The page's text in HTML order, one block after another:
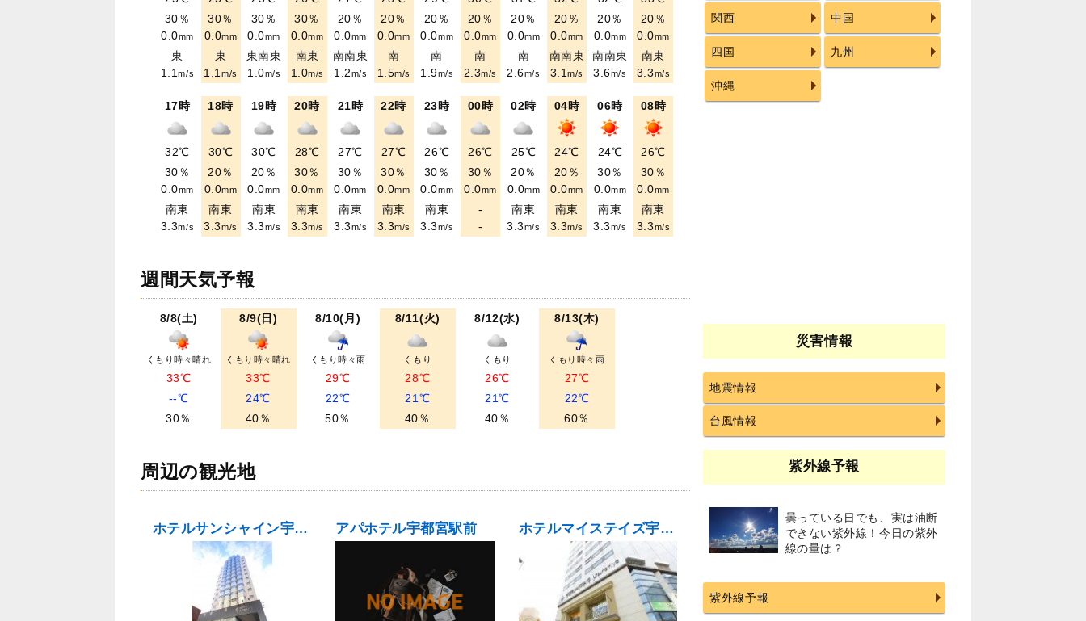
30％
0.0mm
東
1.1m/s
30％
0.0mm
東
1.1m/s
30％
0.0mm
東南東
1.0m/s
30％
0.0mm
南東
1.0m/s
20％
0.0mm
南南東
1.2m/s
20％
0.0mm
南
1.5m/s
20％
0.0mm
南
1.9m/s
20％
0.0mm
南
2.3m/s
20％
0.0mm
南
2.6m/s
20％
0.0mm
南南東
3.1m/s
20％
0.0mm
南南東
3.6m/s
20％
0.0mm
南東
3.3m/s
17時
32℃
30％
0.0mm
南東
3.3m/s
18時
30℃
20％
0.0mm
南東
3.3m/s
19時
30℃
20％
0.0mm
南東
3.3m/s
20時
28℃
30％
0.0mm
南東
3.3m/s
21時
27℃
30％
0.0mm
南東
3.3m/s
22時
27℃
30％
0.0mm
南東
3.3m/s
23時
26℃
30％
0.0mm
南東
3.3m/s
00時
26℃
30％
0.0mm
-
-
02時
25℃
20％
0.0mm
南東
3.3m/s
04時
24℃
20％
0.0mm
南東
3.3m/s
06時
24℃
30％
0.0mm
南東
3.3m/s
08時
26℃
30％
0.0mm
南東
3.3m/s
週間天気予報
8/8(土)
くもり時々晴れ
33℃
--℃
30％
8/9(日)
くもり時々晴れ
33℃
24℃
40％
8/10(月)
くもり時々雨
29℃
22℃
50％
8/11(火)
くもり
28℃
21℃
40％
8/12(水)
くもり
26℃
21℃
40％
8/13(木)
くもり時々雨
27℃
22℃
60％
周辺の観光地
ホテルサンシャイン宇都宮 アパホテル宇都宮駅前 ホテルマイステイズ宇都宮
関西 中国
四国 九州
沖縄
災害情報
地震情報
台風情報
紫外線予報
曇っている日でも、実は油断
できない紫外線！今日の紫外
線の量は？
紫外線予報